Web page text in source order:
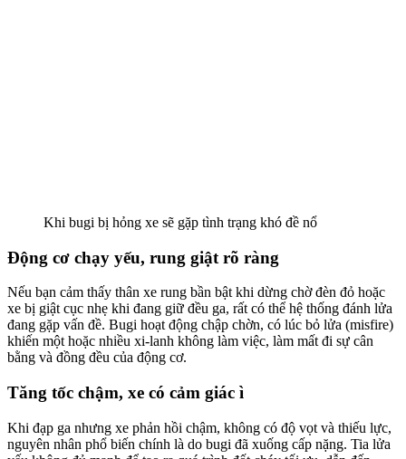
Khi bugi bị hỏng xe sẽ gặp tình trạng khó đề nổ
Động cơ chạy yếu, rung giật rõ ràng
Nếu bạn cảm thấy thân xe rung bần bật khi dừng chờ đèn đỏ hoặc
xe bị giật cục nhẹ khi đang giữ đều ga, rất có thể hệ thống đánh lửa
đang gặp vấn đề. Bugi hoạt động chập chờn, có lúc bỏ lửa (misfire)
khiến một hoặc nhiều xi-lanh không làm việc, làm mất đi sự cân
bằng và đồng đều của động cơ.
Tăng tốc chậm, xe có cảm giác ì
Khi đạp ga nhưng xe phản hồi chậm, không có độ vọt và thiếu lực,
nguyên nhân phổ biến chính là do bugi đã xuống cấp nặng. Tia lửa